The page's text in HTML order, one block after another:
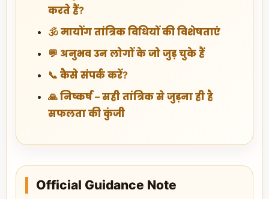
करते हैं?
🕉️ मायोंग तांत्रिक विधियों की विशेषताएं
💬 अनुभव उन लोगों के जो जुड़ चुके हैं
📞 कैसे संपर्क करें?
🙏 निष्कर्ष – सही तांत्रिक से जुड़ना ही है
सफलता की कुंजी
Official Guidance Note